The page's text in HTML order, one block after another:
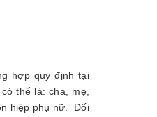
hợp quy định tại
thể là: cha, mẹ,
hiệp phụ nữ. Đối